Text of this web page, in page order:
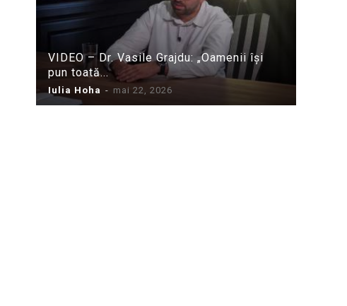
VIDEO – Dr. Vasile Grajdu: „Oamenii își
pun toată...
Iulia Hoha - mai 22, 2026